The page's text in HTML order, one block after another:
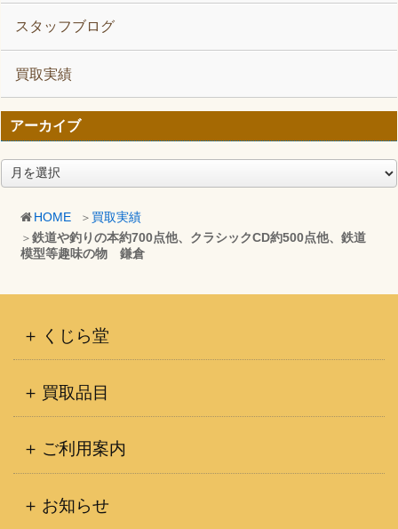
HOME
買取実績
鉄道や釣りの本約700点他、クラシックCD約500点他、鉄道
模型等趣味の物 鎌倉
スタッフブログ
買取実績
アーカイブ
ア
ー
くじら堂
買取品目
ご利用案内
お知らせ